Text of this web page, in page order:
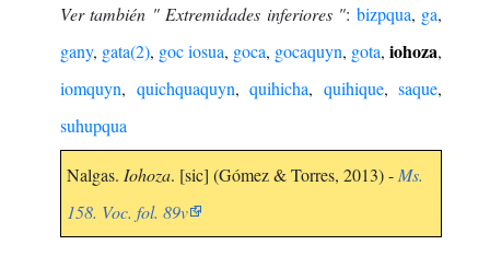
Ver también " Extremidades inferiores ": bizpqua, ga,
gany, gata(2), goc iosua, goca, gocaquyn, gota,iohoza,
iomquyn, quichquaquyn,quihicha, quihique,saque,
suhupqua
Nalgas. Iohoza. [sic] (Gómez & Torres, 2013) - Ms.
158. Voc. fol. 89v